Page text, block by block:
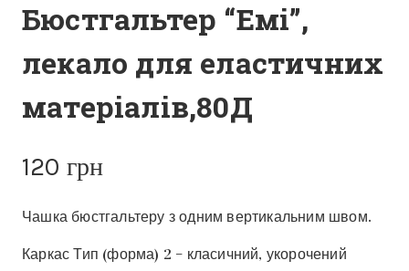
Бюстгальтер “Емі”,
лекало для еластичних
матеріалів,80Д
120 грн
Чашка бюстгальтеру з одним вертикальним швом.
Каркас Тип (форма) 2 – класичний, укорочений